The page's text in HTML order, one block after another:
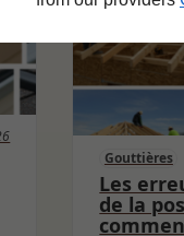
Gouttières
Les
de la